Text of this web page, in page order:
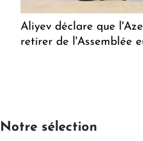
Aliyev déclare que
retirer de l'Assemblée
Notre sélection